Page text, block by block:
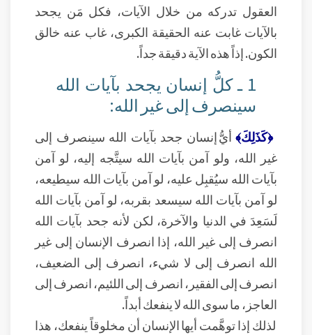
العقول تدركه من خلال الآيات، فكل مَن يجحد
بالآيات غابت عنه الحقيقة الكبرى، غاب عنه خالق
الكون. إذاً هذه الآية دقيقة جداً.
1 ـ كلُّ إنسان يجحد بآيات الله
سينصرف إلى غير الله:
﴿كَذَلِكَ﴾ أيُّ إنسان جحد بآيات الله سينصرف إلى
غير الله، ولو آمن بآيات الله سيتَّجه إليه، لو آمن
بآيات الله سيُقبِل عليه، لو آمن بآيات الله سيطيعه،
لو آمن بآيات الله سيسعد بقربه، لو آمن بآيات الله
لَسَعِدَ في الدنيا والآخرة، لكن لأنه جحد بآيات الله
انصرف إلى غير الله، إذا انصرف الإنسان إلى غير
الله انصرف إلى لا شيء، انصرف إلى الضعيف،
انصرف إلى الفقير، انصرف إلى اللئيم، انصرف إلى
العاجز، ما سوى الله لا ينفعك أبداً.
لذلك إذا توهَّمت أيها الإنسان أن مخلوقاً ينفعك، هذا